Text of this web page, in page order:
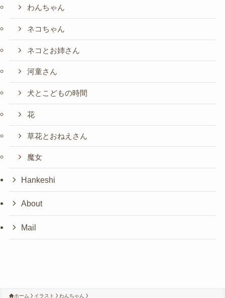
わんちゃん
ネコちゃん
ネコとお姉さん
河童さん
犬とこどもの時間
花
草花とおねえさん
魔女
Hankeshi
About
Mail
ホーム イラスト わんちゃん